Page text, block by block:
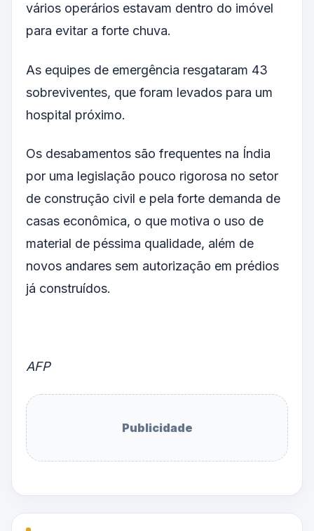
vários operários estavam dentro do imóvel
para evitar a forte chuva.
As equipes de emergência resgataram 43
sobreviventes, que foram levados para um
hospital próximo.
Os desabamentos são frequentes na Índia
por uma legislação pouco rigorosa no setor
de construção civil e pela forte demanda de
casas econômica, o que motiva o uso de
material de péssima qualidade, além de
novos andares sem autorização em prédios
já construídos.
AFP
Publicidade